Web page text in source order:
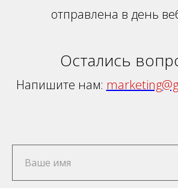
отправлена в день
Остались
Напишите нам: